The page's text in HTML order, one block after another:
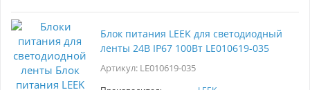
маркировкой
отсутствие пульсаций
Область применения: Для питания любых
устройств с напряжением 12В, в том числе для
светодиодных лент.
Конструкция: Конструкция:
- Влагозащищенный металлический корпус
Блок питания LEEK для светодиодный
ленты 24В IP67 100Вт LE010619-035
Артикул: LE010619-035